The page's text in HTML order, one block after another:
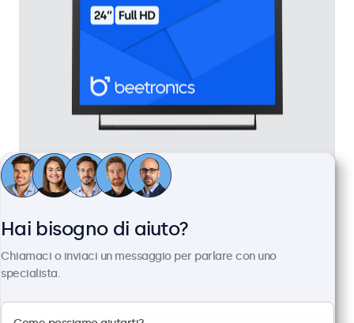
Monitor 24 Pollici Metallo
100+ pezzi disponibili
Connessioni: HDMI, VGA, BNC, RCA
Montaggio: scrivania, parete, incasso
Hai bisogno di aiuto?
Chiamaci o inviaci un messaggio per parlare con uno
specialista.